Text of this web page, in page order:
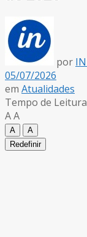
por
05/07/2026
em Atualidades
Tempo de
AA
A
A
Redefinir